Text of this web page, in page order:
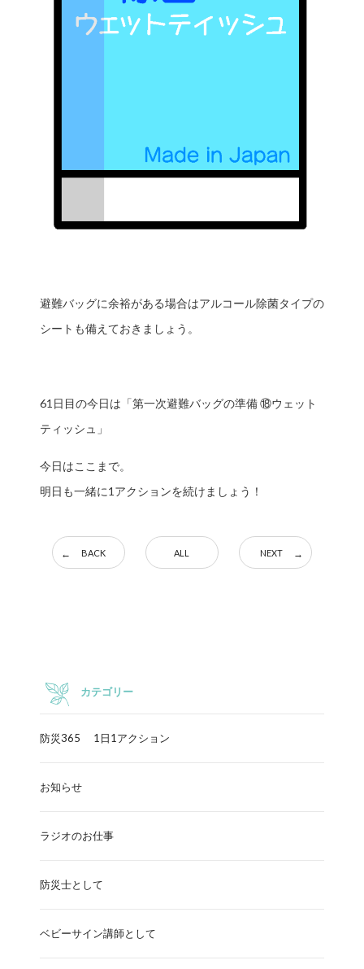
避難バッグに余裕がある場合はアルコール除菌タイプの
シートも備えておきましょう。
61日目の今日は「第一次避難バッグの準備 ⑱ウェット
ティッシュ」
今日はここまで。
明日も一緒に1アクションを続けましょう！
BACK ALL NEXT
カテゴリー
防災365 1日1アクション
お知らせ
ラジオのお仕事
防災士として
ベビーサイン講師として